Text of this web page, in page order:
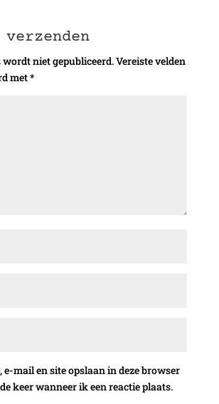
niet gepubliceerd.Vereiste velden
met*
mail en site opslaan in deze browser
keer wanneer ik een reactie plaats.